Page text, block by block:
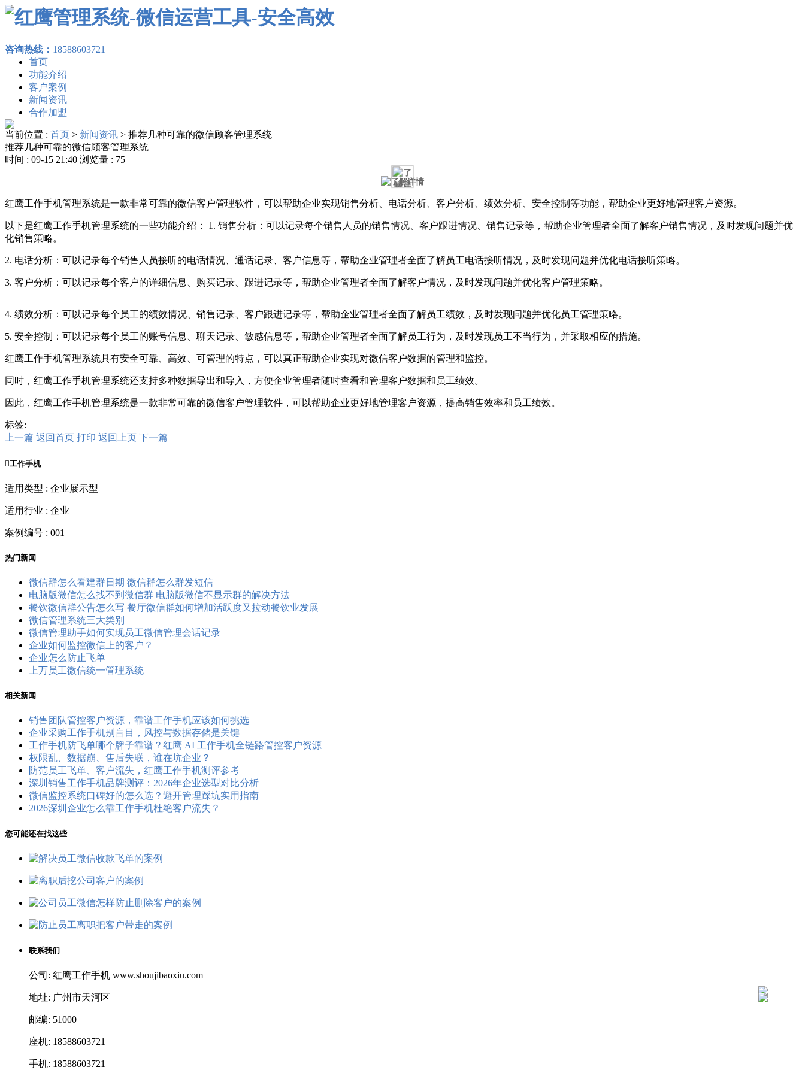
咨询热线： 18588603721
首页
功能介绍
客户案例
新闻资讯
合作加盟
当前位置 : 首页 > 新闻资讯 > 推荐几种可靠的微信顾客管理系统
推荐几种可靠的微信顾客管理系统
时间 : 09-15 21:40 浏览量 : 75
红鹰工作手机管理系统是一款非常可靠的微信客户管理软件，可以帮助企业实现销售分析、电话分析、客户分析、绩效分析、安全控制等功能，帮助企业更好地管理客户资源。
以下是红鹰工作手机管理系统的一些功能介绍： 1. 销售分析：可以记录每个销售人员的销售情况、客户跟进情况、销售记录等，帮助企业管理者全面了解客户销售情况，及时发现问题并优
化销售策略。
2. 电话分析：可以记录每个销售人员接听的电话情况、通话记录、客户信息等，帮助企业管理者全面了解员工电话接听情况，及时发现问题并优化电话接听策略。
3. 客户分析：可以记录每个客户的详细信息、购买记录、跟进记录等，帮助企业管理者全面了解客户情况，及时发现问题并优化客户管理策略。
4. 绩效分析：可以记录每个员工的绩效情况、销售记录、客户跟进记录等，帮助企业管理者全面了解员工绩效，及时发现问题并优化员工管理策略。
5. 安全控制：可以记录每个员工的账号信息、聊天记录、敏感信息等，帮助企业管理者全面了解员工行为，及时发现员工不当行为，并采取相应的措施。
红鹰工作手机管理系统具有安全可靠、高效、可管理的特点，可以真正帮助企业实现对微信客户数据的管理和监控。
同时，红鹰工作手机管理系统还支持多种数据导出和导入，方便企业管理者随时查看和管理客户数据和员工绩效。
因此，红鹰工作手机管理系统是一款非常可靠的微信客户管理软件，可以帮助企业更好地管理客户资源，提高销售效率和员工绩效。
标签:
上一篇 返回首页 打印 返回上页 下一篇
工作手机
适用类型 : 企业展示型
适用行业 : 企业
案例编号 : 001
热门新闻
微信群怎么看建群日期 微信群怎么群发短信
电脑版微信怎么找不到微信群 电脑版微信不显示群的解决方法
餐饮微信群公告怎么写 餐厅微信群如何增加活跃度又拉动餐饮业发展
微信管理系统三大类别
微信管理助手如何实现员工微信管理会话记录
企业如何监控微信上的客户？
企业怎么防止飞单
上万员工微信统一管理系统
相关新闻
销售团队管控客户资源，靠谱工作手机应该如何挑选
企业采购工作手机别盲目，风控与数据存储是关键
工作手机防飞单哪个牌子靠谱？红鹰 AI 工作手机全链路管控客户资源
权限乱、数据崩、售后失联，谁在坑企业？
防范员工飞单、客户流失，红鹰工作手机测评参考
深圳销售工作手机品牌测评：2026年企业选型对比分析
微信监控系统口碑好的怎么选？避开管理踩坑实用指南
2026深圳企业怎么靠工作手机杜绝客户流失？
您可能还在找这些
联系我们
公司: 红鹰工作手机 www.shoujibaoxiu.com
地址: 广州市天河区
邮编: 51000
座机: 18588603721
手机: 18588603721